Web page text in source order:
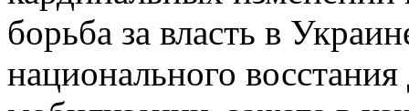
борьба за власть в
национального